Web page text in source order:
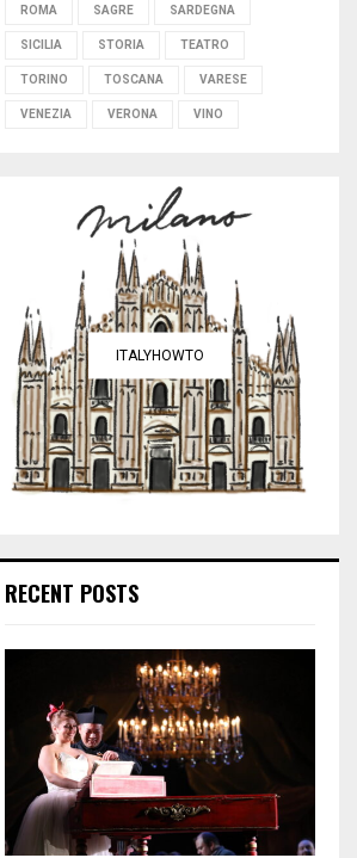
ROMA SAGRE SARDEGNA
SICILIA STORIA TEATRO
TORINO TOSCANA VARESE
VENEZIA VERONA VINO
ITALYHOWTO
RECENT POSTS